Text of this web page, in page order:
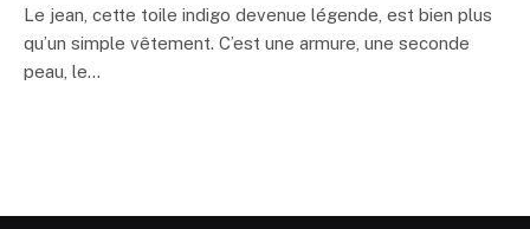
Le jean, cette toile indigo devenue légende, est bien plus
qu’un simple vêtement. C’est une armure, une seconde
peau, le…